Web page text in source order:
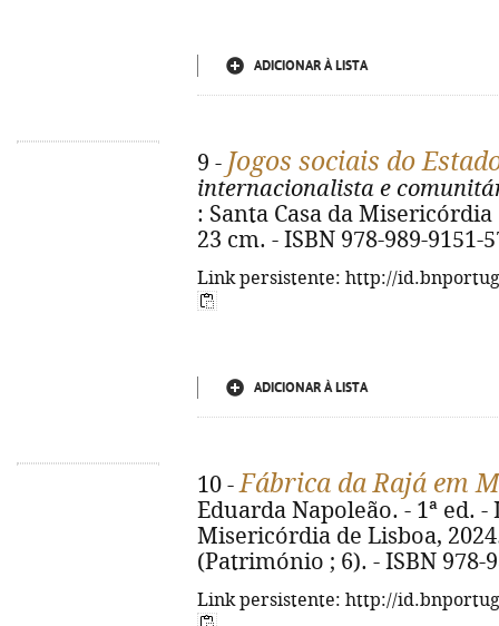
ADICIONAR À LISTA
9 - Jogos sociais do
internacionalista e
: Santa Casa da
23 cm. - ISBN 978-989-9151-
Link persistente: http://
ADICIONAR À LISTA
10 -Fábrica da Rajá em
Eduarda Napoleão. - 1ª ed. -
Misericórdia de Lisboa,
(Património ; 6). - ISBN 978-
Link persistente: http://